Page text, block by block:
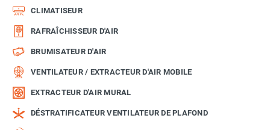
CLIMATISEUR
RAFRAÎCHISSEUR D'AIR
BRUMISATEUR D'AIR
VENTILATEUR / EXTRACTEUR D'AIR MOBILE
EXTRACTEUR D'AIR MURAL
DÉSTRATIFICATEUR VENTILATEUR DE PLAFOND